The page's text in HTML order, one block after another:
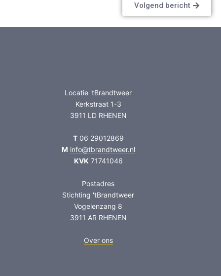
Volgend bericht
Locatie 'tBrandtweer
Kerkstraat 1-3
3911 LD RHENEN
T06 29012869
M info@tbrandtweer.nl
KVK 71741046
Postadres
Stichting 'tBrandtweer
Vogelenzang 8
3911 AR RHENEN
Over ons